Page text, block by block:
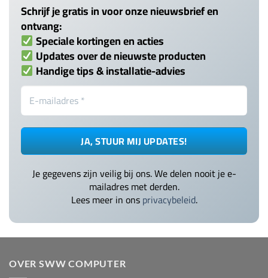
Schrijf je gratis in voor onze nieuwsbrief en
ontvang:
Speciale kortingen en acties
Updates over de nieuwste producten
Handige tips & installatie-advies
Je gegevens zijn veilig bij ons. We delen nooit je e-
mailadres met derden.
Lees meer in onsprivacybeleid.
OVER SWW COMPUTER